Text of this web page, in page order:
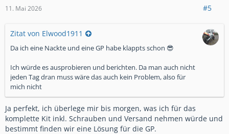
11. Mai 2026 #5
Zitat von Elwood1911
Da ich eine Nackte und eine GP habe klappts schon 😎
Ich würde es ausprobieren und berichten. Da man auch nicht
jeden Tag dran muss wäre das auch kein Problem, also für
mich nicht
Ja perfekt, ich überlege mir bis morgen, was ich für das
komplette Kit inkl. Schrauben und Versand nehmen würde und
bestimmt finden wir eine Lösung für die GP.